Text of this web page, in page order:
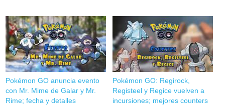
Pokémon GO anuncia evento
con Mr. Mime de Galar y Mr.
Rime; fecha y detalles
Pokémon GO: Regirock,
Registeel y Regice vuelven a
incursiones; mejores counters